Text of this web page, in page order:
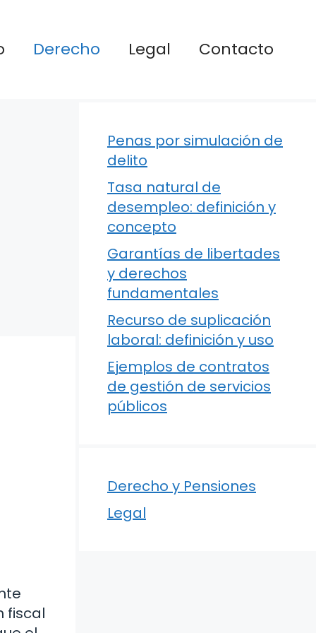
Derecho Legal Contacto
fiscal
Penas por simulación de
delito
Tasa natural de
desempleo: definición y
concepto
Garantías de libertades
y derechos
fundamentales
Recurso de suplicación
laboral: definición y uso
Ejemplos de contratos
de gestión de servicios
públicos
Derecho y Pensiones
Legal